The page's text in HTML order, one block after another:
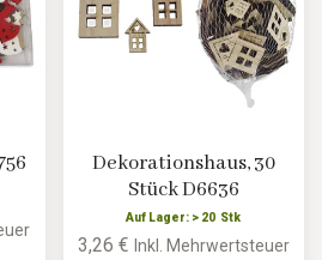
Dekorationshaus, 30
Stück D6636
Auf Lager: > 20 Stk
3,26 € Inkl. Mehrwertsteuer